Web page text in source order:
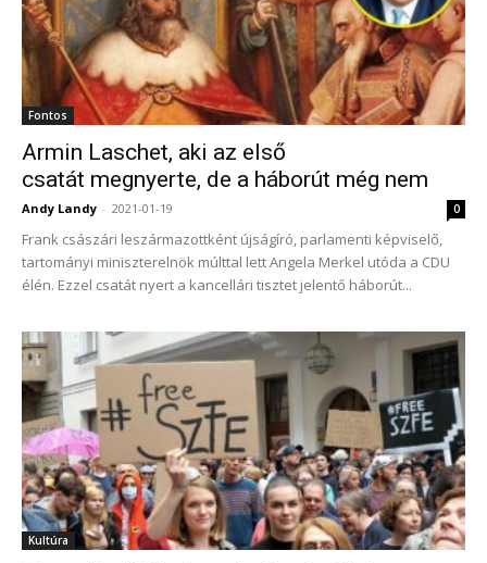
Fontos
Armin Laschet, aki az első
csatát megnyerte, de a háborút még nem
Andy Landy - 2021-01-19 0
Frank császári leszármazottként újságíró, parlamenti képviselő,
tartományi miniszterelnök múlttal lett Angela Merkel utóda a CDU
élén. Ezzel csatát nyert a kancellári tisztet jelentő háborút...
Kultúra